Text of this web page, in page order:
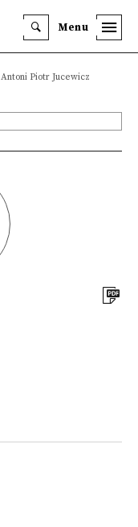
Menu
Antoni Piotr Jucewicz